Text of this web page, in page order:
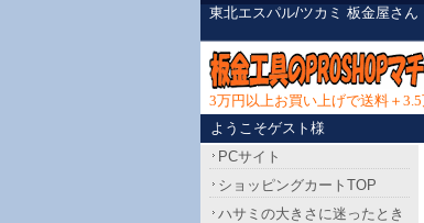
東北エスパル/ツカミ 板金屋さ
3万円以上お買い上げで送料＋
ようこそゲスト様
PCサイト
ショッピングカートTOP
ハサミの大きさに迷ったとき